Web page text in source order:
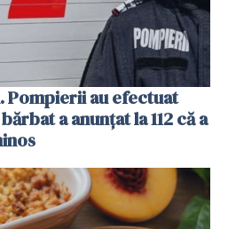
Pompierii au efectuat
a anunțat la 112 că a